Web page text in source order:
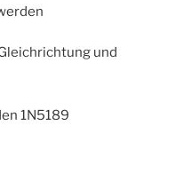
und
1N5189